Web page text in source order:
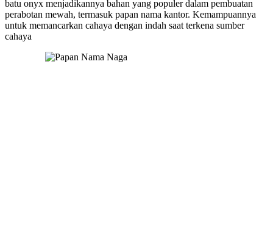
batu onyx menjadikannya bahan yang populer dalam pembuatan
perabotan mewah, termasuk papan nama kantor. Kemampuannya
untuk memancarkan cahaya dengan indah saat terkena sumber
cahaya